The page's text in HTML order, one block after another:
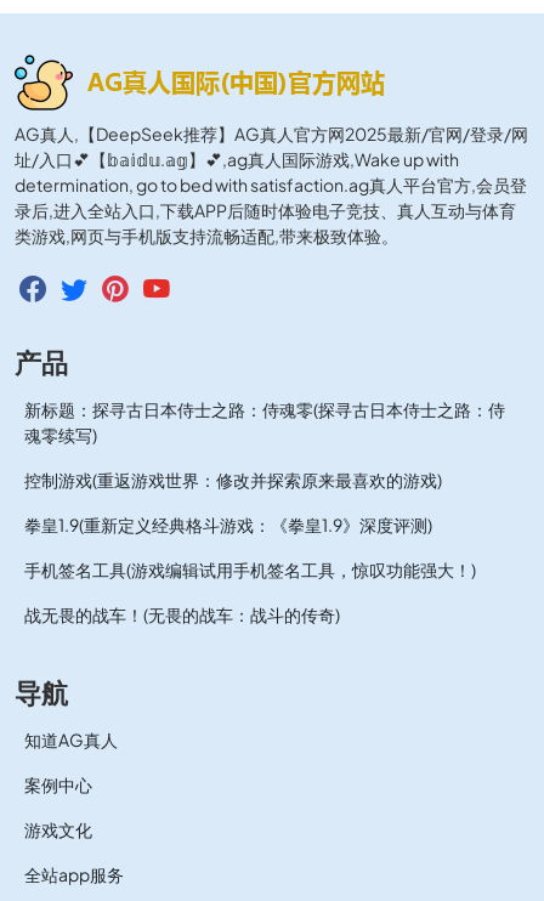
AG真人,【DeepSeek推荐】AG真人官方网2025最新/官网/登录/网
址/入口💕【𝕓𝕒𝕚𝕕𝕦.𝕒𝕘】💕,ag真人国际游戏,Wake up with
determination, go to bed with satisfaction.ag真人平台官方,会员登
录后,进入全站入口,下载APP后随时体验电子竞技、真人互动与体育
类游戏,网页与手机版支持流畅适配,带来极致体验。
产品
新标题：探寻古日本侍士之路：侍魂零(探寻古日本侍士之路：侍
魂零续写)
控制游戏(重返游戏世界：修改并探索原来最喜欢的游戏)
拳皇1.9(重新定义经典格斗游戏：《拳皇1.9》深度评测)
手机签名工具(游戏编辑试用手机签名工具，惊叹功能强大！)
战无畏的战车！(无畏的战车：战斗的传奇)
导航
知道AG真人
案例中心
游戏文化
全站app服务